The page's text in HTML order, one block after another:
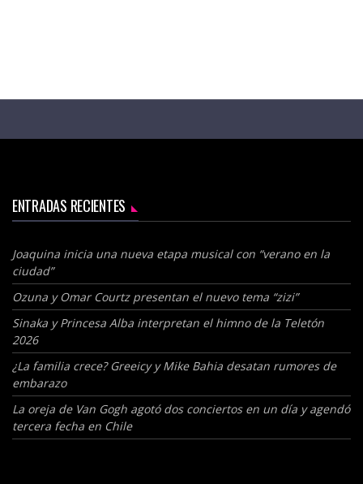
ENTRADAS RECIENTES
Joaquina inicia una nueva etapa musical con “verano en la
ciudad”
Ozuna y Omar Courtz presentan el nuevo tema “zizi”
Sinaka y Princesa Alba interpretan el himno de la Teletón
2026
¿La familia crece? Greeicy y Mike Bahia desatan rumores de
embarazo
La oreja de Van Gogh agotó dos conciertos en un día y agendó
tercera fecha en Chile